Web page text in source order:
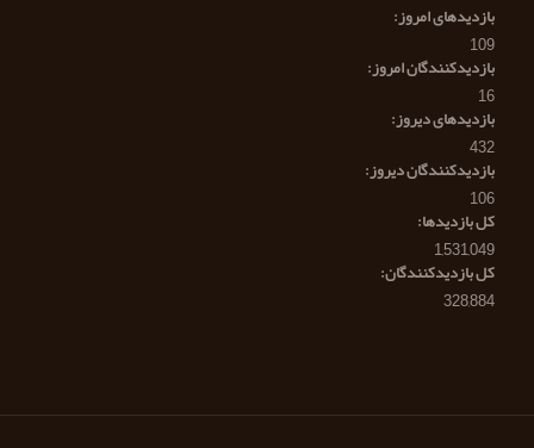
بازدیدهای امروز:
109
بازدیدکنندگان امروز:
16
بازدیدهای دیروز:
432
بازدیدکنندگان دیروز:
106
کل بازدیدها:
1,531,049
کل بازدیدکنند‌گان:
328,884